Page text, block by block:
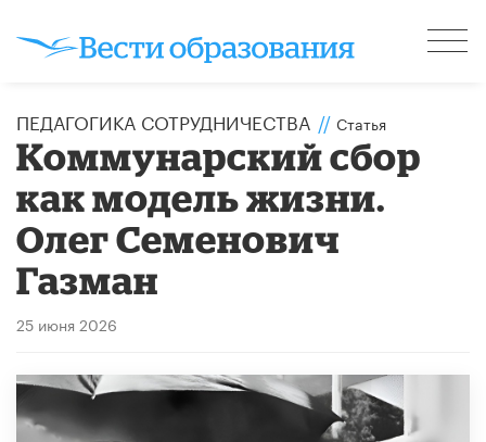
ПЕДАГОГИКА СОТРУДНИЧЕСТВА // Статья
​Коммунарский сбор
как модель жизни.
Олег Семенович
Газман
25 июня 2026